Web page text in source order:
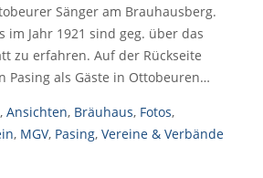
Sänger am Brauhausberg.
im Jahr 1921 sind geg. über das
zu erfahren. Auf der Rückseite
Pasing als Gäste in Ottobeuren…
, Ansichten, Bräuhaus, Fotos,
, MGV, Pasing, Vereine & Verbände